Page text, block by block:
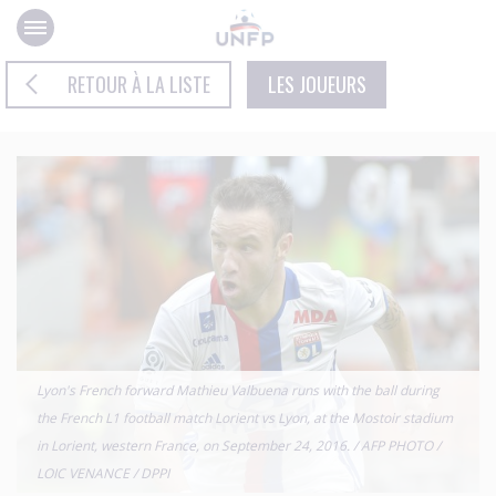
Panneau de gestion des cookies
RETOUR À LA LISTE LES JOUEURS
Lyon's French forward Mathieu Valbuena runs with the ball during
the French L1 football match Lorient vs Lyon, at the Mostoir stadium
in Lorient, western France, on September 24, 2016. / AFP PHOTO /
LOIC VENANCE / DPPI